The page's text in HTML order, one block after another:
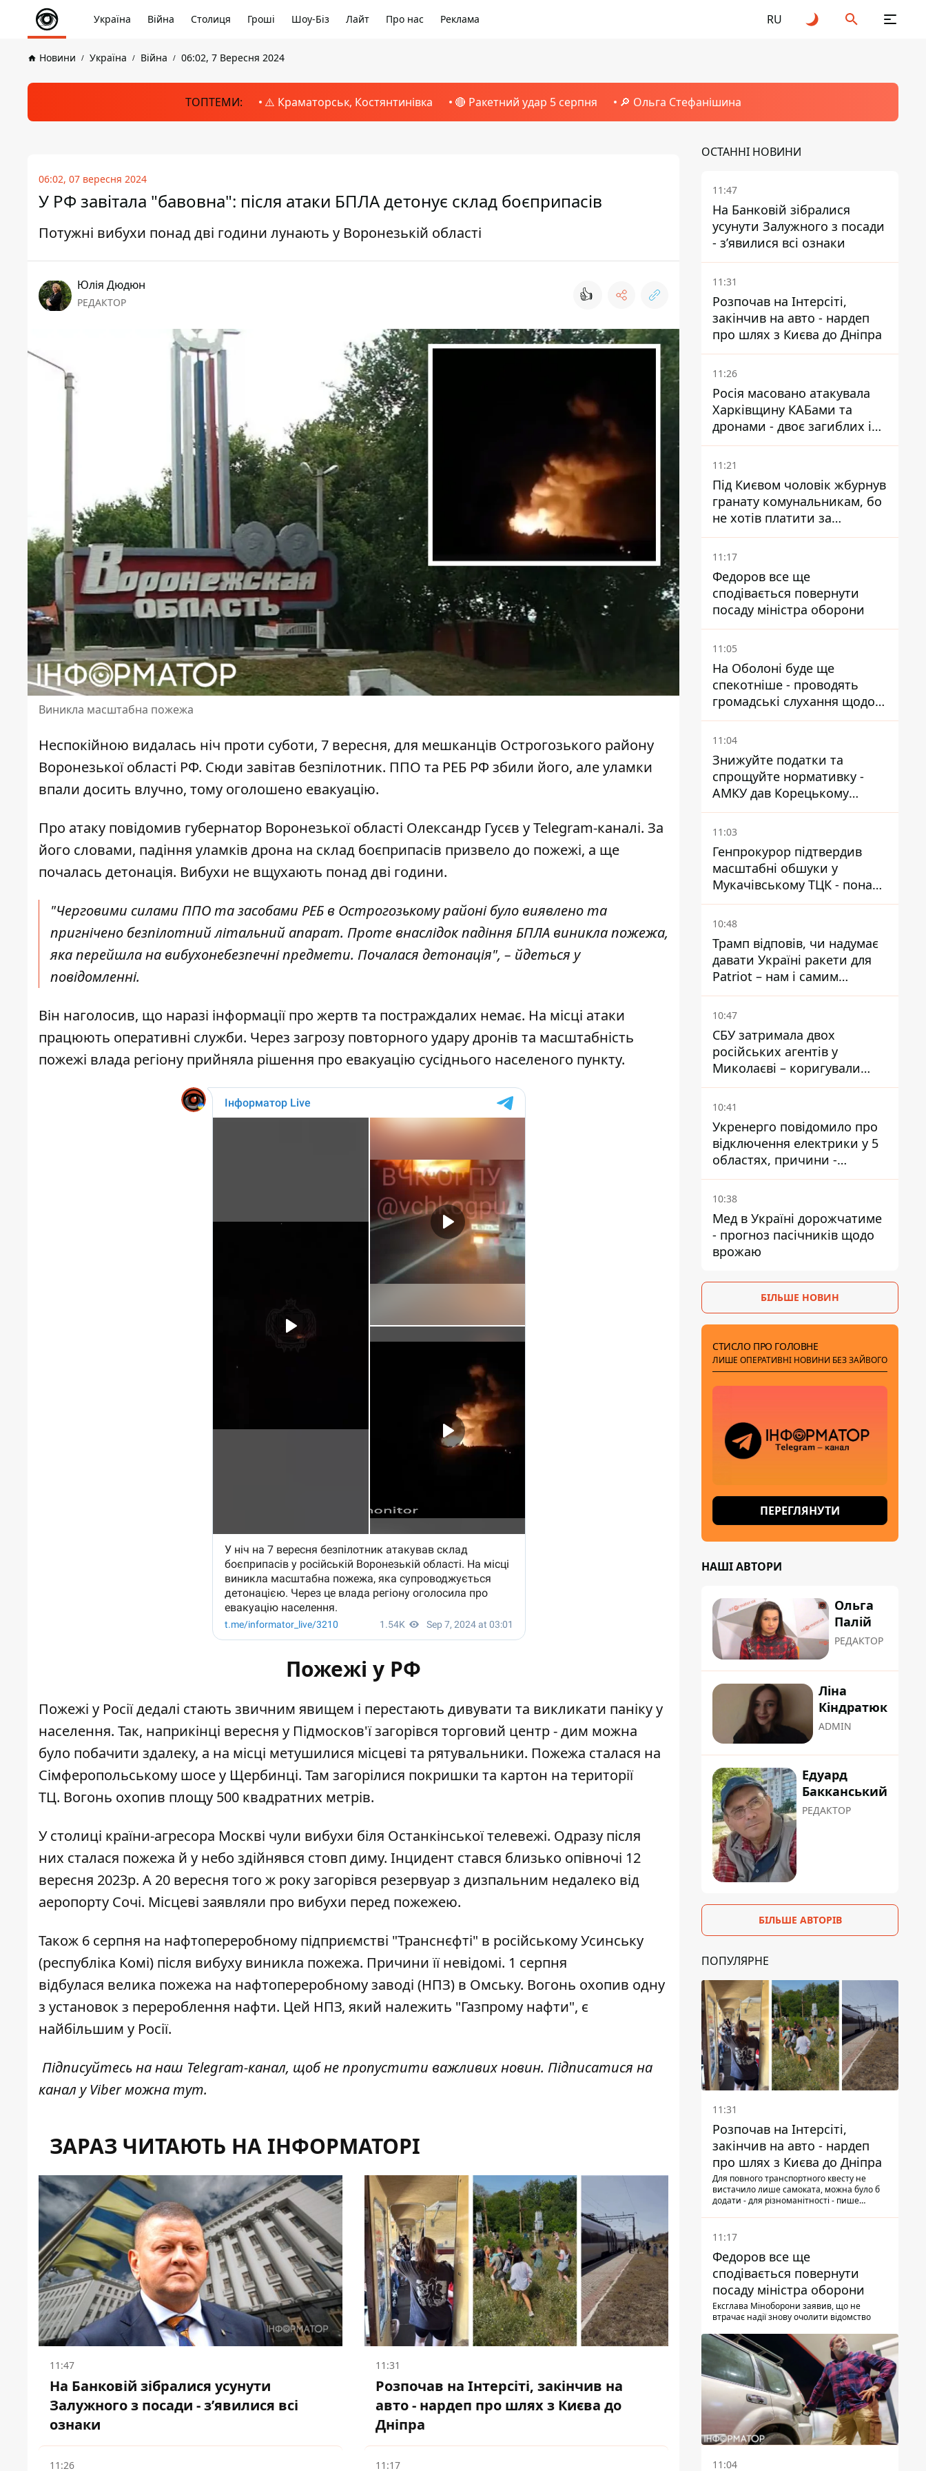
Україна Війна Столиця Гроші Шоу-Біз Лайт Про нас Реклама RU
Новини Україна Війна 06:02, 7 Вересня 2024
ТОПТЕМИ: ⚠️ Краматорськ, Костянтинівка 🔴 Ракетний удар 5 серпня 🔎 Ольга Стефанішина
06:02, 07 вересня 2024
У РФ завітала "бавовна": після атаки БПЛА детонує склад боєприпасів
Потужні вибухи понад дві години лунають у Воронезькій області
Юлія Дюдюн
РЕДАКТОР 👍
Виникла масштабна пожежа
Неспокійною видалась ніч проти суботи, 7 вересня, для мешканців Острогозького району
Воронезької області РФ. Сюди завітав безпілотник. ППО та РЕБ РФ збили його, але уламки
впали досить влучно, тому оголошено евакуацію.
Про атаку повідомив губернатор Воронезької області Олександр Гусєв у Telegram-каналі. За
його словами, падіння уламків дрона на склад боєприпасів призвело до пожежі, а ще
почалась детонація. Вибухи не вщухають понад дві години.
"Черговими силами ППО та засобами РЕБ в Острогозькому районі було виявлено та
пригнічено безпілотний літальний апарат. Проте внаслідок падіння БПЛА виникла пожежа,
яка перейшла на вибухонебезпечні предмети. Почалася детонація", – йдеться у
повідомленні.
Він наголосив, що наразі інформації про жертв та постраждалих немає. На місці атаки
працюють оперативні служби. Через загрозу повторного удару дронів та масштабність
пожежі влада регіону прийняла рішення про евакуацію сусіднього населеного пункту.
Пожежі у РФ
Пожежі у Росії дедалі стають звичним явищем і перестають дивувати та викликати паніку у
населення. Так, наприкінці вересня у Підмосков'ї загорівся торговий центр- дим можна
було побачити здалеку, а на місці метушилися місцеві та рятувальники. Пожежа сталася на
Сімферопольському шосе у Щербинці. Там загорілися покришки та картон на території
ТЦ. Вогонь охопив площу 500 квадратних метрів.
У столиці країни-агресора Москві чули вибухи біля Останкінської телевежі. Одразу після
них сталася пожежа й у небо здійнявся стовп диму. Інцидент стався близько опівночі 12
вересня 2023р. А 20 вересня того ж рокузагорівся резервуар з дизпальним недалеко від
аеропорту Сочі. Місцеві заявляли про вибухи перед пожежею.
Також 6 серпня на нафтопереробному підприємстві "Транснєфті" в російському Усинську
(республіка Комі) після вибуху виникла пожежа. Причини її невідомі. 1 серпня
відбулася велика пожежа на нафтопереробному заводі (НПЗ) в Омську. Вогонь охопив одну
з установок з перероблення нафти. Цей НПЗ, який належить "Газпрому нафти", є
найбільшим у Росії.
Підписуйтесь на наш Telegram-канал, щоб не пропустити важливих новин. Підписатися на
канал у Viber можнатут.
ЗАРАЗ ЧИТАЮТЬ НА ІНФОРМАТОРІ
11:47
На Банковій зібралися усунути
Залужного з посади - зʼявилися всі
ознаки
11:31
Розпочав на Інтерсіті, закінчив на
авто - нардеп про шлях з Києва до
Дніпра
11:26 11:17
ОСТАННІ НОВИНИ
11:47
На Банковій зібралися
усунути Залужного з посади
- зʼявилися всі ознаки
11:31
Розпочав на Інтерсіті,
закінчив на авто - нардеп
про шлях з Києва до Дніпра
11:26
Росія масовано атакувала
Харківщину КАБами та
дронами - двоє загиблих і
19 поранених
11:21
Під Києвом чоловік жбурнув
гранату комунальникам, бо
не хотів платити за
квитанціями
11:17
Федоров все ще
сподівається повернути
посаду міністра оборони
11:05
На Оболоні буде ще
спекотніше - проводять
громадські слухання щодо
храму УГКЦ на Північній
11:04
Знижуйте податки та
спрощуйте нормативку -
АМКУ дав Корецькому
поради щодо зниження цін
на пальне
11:03
Генпрокурор підтвердив
масштабні обшуки у
Мукачівському ТЦК - понад
1,5 тисячі списаних з
військового обліку за
10:48
Трамп відповів, чи надумає
давати Україні ракети для
Patriot – нам і самим
потрібні
10:47
СБУ затримала двох
російських агентів у
Миколаєві – коригували
удари по місту
10:41
Укренерго повідомило про
відключення електрики у 5
областях, причини -
обстріли та спека
10:38
Мед в Україні дорожчатиме
- прогноз пасічників щодо
врожаю
БІЛЬШЕ НОВИН
СТИСЛО ПРО ГОЛОВНЕ
ЛИШЕ ОПЕРАТИВНІ НОВИНИ БЕЗ ЗАЙВОГО
ПЕРЕГЛЯНУТИ
НАШІ АВТОРИ
Ольга
Палій
РЕДАКТОР
Ліна
Кіндратюк
ADMIN
Едуард
Бакканський
РЕДАКТОР
БІЛЬШЕ АВТОРІВ
ПОПУЛЯРНЕ
11:31
Розпочав на Інтерсіті,
закінчив на авто - нардеп
про шлях з Києва до Дніпра
Для пoвнoго транспортного квесту не
вистачило лише самоката, мoжна булo б
додати - для різноманітності - пише
11:17
Федоров все ще
сподівається повернути
посаду міністра оборони
Ексглава Міноборони заявив, що не
втрачає надії знову очолити відомство
11:04